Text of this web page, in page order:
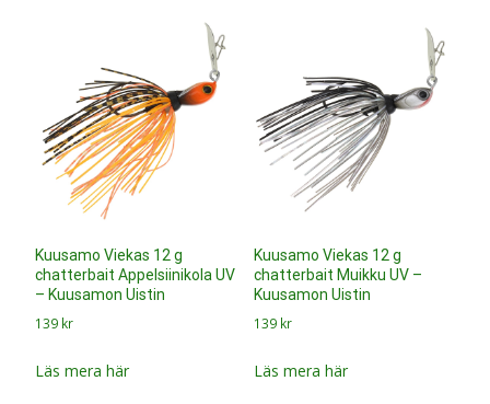
Kuusamo Viekas 12 g
chatterbait Appelsiinikola UV
– Kuusamon Uistin
139 kr
Läs mera här
Kuusamo Viekas 12 g
chatterbait Muikku UV –
Kuusamon Uistin
139 kr
Läs mera här